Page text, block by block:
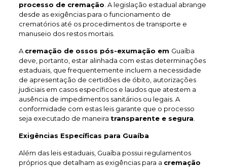
processo de cremação . A legislação estadual abrange
desde as exigências para o funcionamento de
crematórios até os procedimentos de transporte e
manuseio dos restos mortais.
A cremação de ossos pós-exumação em Guaíba
deve, portanto, estar alinhada com estas determinações
estaduais, que frequentemente incluem a necessidade
de apresentação de certidões de óbito, autorizações
judiciais em casos específicos e laudos que atestem a
ausência de impedimentos sanitários ou legais. A
conformidade com estas leis garante que o processo
seja executado de maneira transparente e segura
Exigências Específicas para Guaíba
Além das leis estaduais, Guaíba possui regulamentos
próprios que detalham as exigências para a cremação